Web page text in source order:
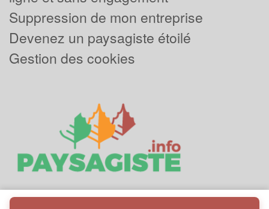
Suppression de mon entreprise
Devenez un paysagiste étoilé
Gestion des cookies